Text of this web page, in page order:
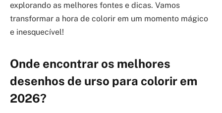
explorando as melhores fontes e dicas. Vamos
transformar a hora de colorir em um momento mágico
e inesquecível!
Onde encontrar os melhores
desenhos de urso para colorir em
2026?